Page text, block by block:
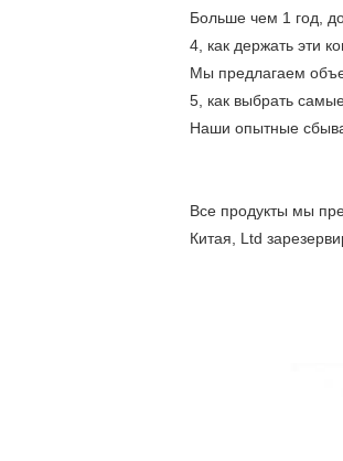
Больше чем 1 год,
4, как держать эти
Мы предлагаем
5, как выбрать
Наши опытные
Все продукты мы
Китая, Ltd